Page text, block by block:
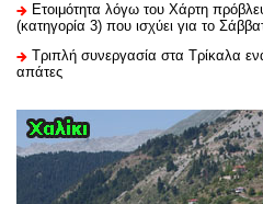
Ετοιμότητα λόγω του Χάρτη
(κατηγορία 3) που ισχύει για το
Τριπλή συνεργασία στα Τρίκαλα
απάτες